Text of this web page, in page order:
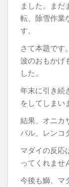
ました。まだ
転、除雪作業
す。
さて本題です
波のおもかげ
した。
年末に引き続
をしてしまい
結果、オニカ
バル、レンコ
マダイの反応
ってくれませ
今後も鰤、マ